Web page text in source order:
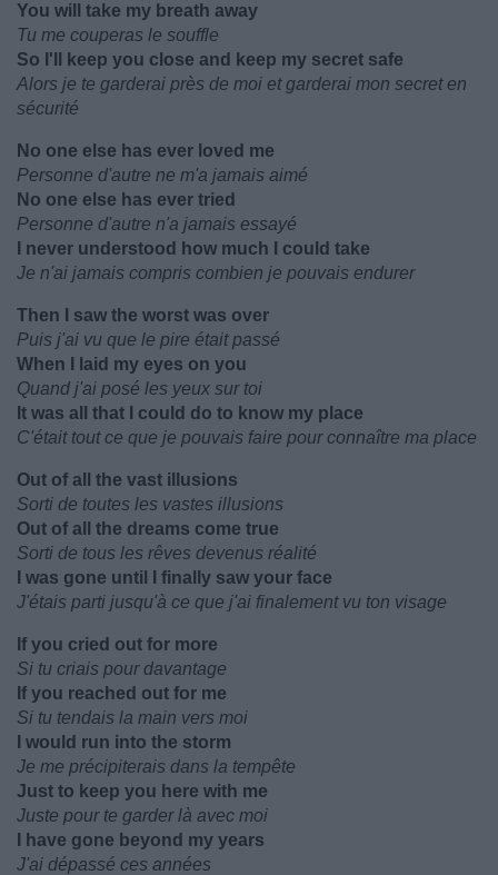
You will take my breath away
Tu me couperas le souffle
So I'll keep you close and keep my secret safe
Alors je te garderai près de moi et garderai mon secret en
sécurité
No one else has ever loved me
Personne d'autre ne m'a jamais aimé
No one else has ever tried
Personne d'autre n'a jamais essayé
I never understood how much I could take
Je n'ai jamais compris combien je pouvais endurer
Then I saw the worst was over
Puis j'ai vu que le pire était passé
When I laid my eyes on you
Quand j'ai posé les yeux sur toi
It was all that I could do to know my place
C'était tout ce que je pouvais faire pour connaître ma place
Out of all the vast illusions
Sorti de toutes les vastes illusions
Out of all the dreams come true
Sorti de tous les rêves devenus réalité
I was gone until I finally saw your face
J'étais parti jusqu'à ce que j'ai finalement vu ton visage
If you cried out for more
Si tu criais pour davantage
If you reached out for me
Si tu tendais la main vers moi
I would run into the storm
Je me précipiterais dans la tempête
Just to keep you here with me
Juste pour te garder là avec moi
I have gone beyond my years
J'ai dépassé ces années